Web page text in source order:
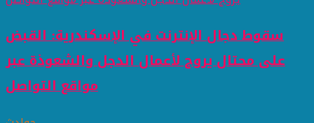
سقوط دجال الإنترنت في الإسكندرية: القبض
على محتال يروج لأعمال الدجل والشعوذة عبر
مواقع التواصل